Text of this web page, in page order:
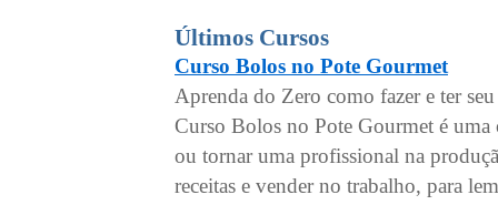
Últimos Cursos
Curso Bolos no Pote Gourmet
Aprenda do Zero como fazer e ter
Curso Bolos no Pote Gourmet é uma
ou tornar uma profissional na
receitas e vender no trabalho, para